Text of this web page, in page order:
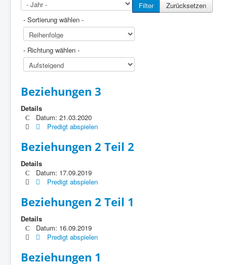
Filter
Zurücksetzen
- Sortierung wählen -
- Richtung wählen -
Beziehungen 3
Details
Datum: 21.03.2020
Predigt abspielen
Beziehungen 2 Teil 2
Details
Datum: 17.09.2019
Predigt abspielen
Beziehungen 2 Teil 1
Details
Datum: 16.09.2019
Predigt abspielen
Beziehungen 1